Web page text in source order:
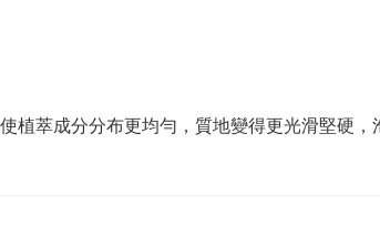
植萃成分分布更均勻，質地變得更光滑堅硬